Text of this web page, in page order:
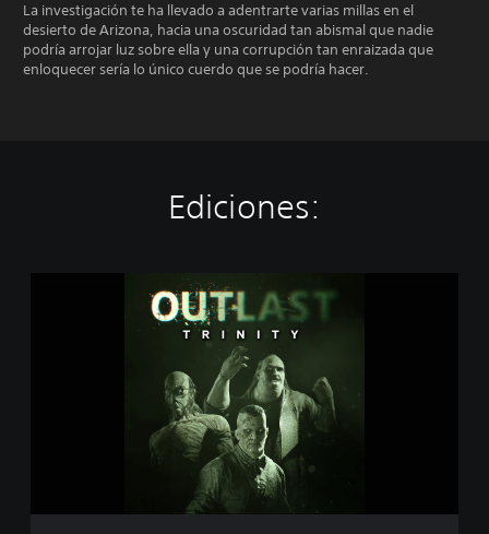
La investigación te ha llevado a adentrarte varias millas en el
desierto de Arizona, hacia una oscuridad tan abismal que nadie
podría arrojar luz sobre ella y una corrupción tan enraizada que
enloquecer sería lo único cuerdo que se podría hacer.
Ediciones:
n